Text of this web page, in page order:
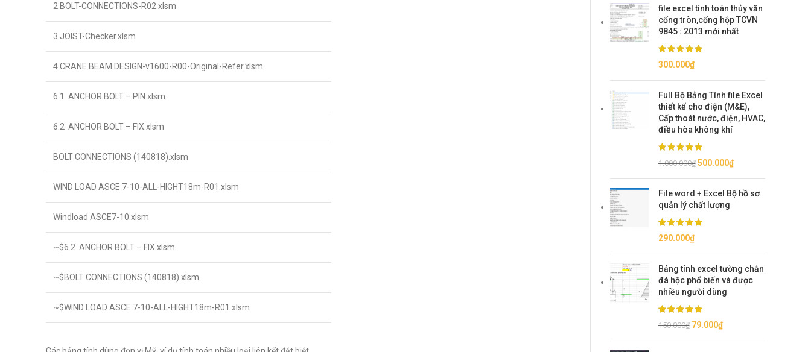
2.BOLT-CONNECTIONS-R02.xlsm
3.JOIST-Checker.xlsm
4.CRANE BEAM DESIGN-v1600-R00-Original-Refer.xlsm
6.1 ANCHOR BOLT – PIN.xlsm
6.2 ANCHOR BOLT – FIX.xlsm
BOLT CONNECTIONS (140818).xlsm
WIND LOAD ASCE 7-10-ALL-HIGHT18m-R01.xlsm
Windload ASCE7-10.xlsm
~$6.2 ANCHOR BOLT – FIX.xlsm
~$BOLT CONNECTIONS (140818).xlsm
~$WIND LOAD ASCE 7-10-ALL-HIGHT18m-R01.xlsm
file excel tính toán thủy văn
cống tròn,cống hộp TCVN
9845 : 2013 mới nhất
300.000₫
Full Bộ Bảng Tính file Excel
thiết kế cho điện (M&E),
Cấp thoát nước, điện, HVAC,
điều hòa không khí
1.000.000₫ Giá
là:
1.000.000₫.
500.000₫Giá
tại
File word + Excel Bộ hồ sơ
quản lý chất lượng
290.000₫
Bảng tính excel tường chắn
đá hộc phổ biến và được
nhiều người dùng
150.000₫ Giá
79.000₫Giá